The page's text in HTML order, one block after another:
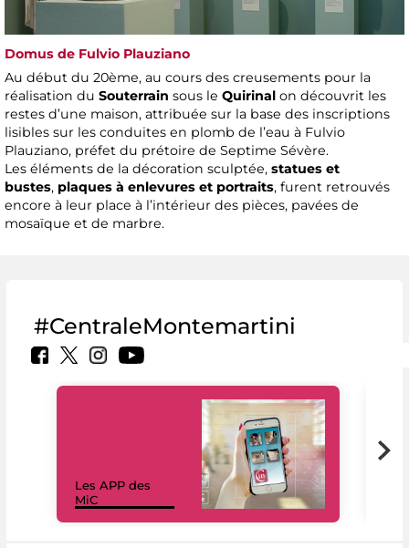
Domus de Fulvio Plauziano
Au début du 20ème, au cours des creusements pour la
réalisation du Souterrain sous le Quirinal on découvrit les
restes d’une maison, attribuée sur la base des inscriptions
lisibles sur les conduites en plomb de l’eau à Fulvio
Plauziano, préfet du prétoire de Septime Sévère.
Les éléments de la décoration sculptée, statues et
bustes, plaques à enlevures et portraits, furent retrouvés
encore à leur place à l’intérieur des pièces, pavées de
mosaïque et de marbre.
#CentraleMontemartini
Les APP des
MiC